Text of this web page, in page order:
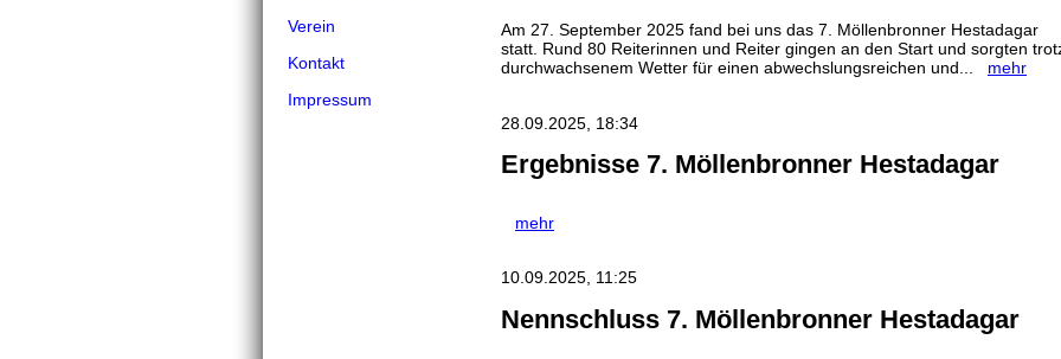
Verein
Kontakt
Impressum
Am 27. September 2025 fand bei uns das 7. Möllenbronner Hestadagar
statt. Rund 80 Reiterinnen und Reiter gingen an den Start und sorgten
durchwachsenem Wetter für einen abwechslungsreichen und... mehr
28.09.2025, 18:34
Ergebnisse 7. Möllenbronner Hestadagar
mehr
10.09.2025, 11:25
Nennschluss 7. Möllenbronner Hestadagar